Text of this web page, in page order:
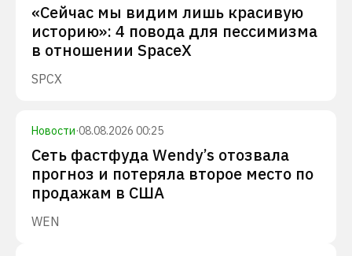
«Сейчас мы видим лишь красивую
историю»: 4 повода для пессимизма
в отношении SpaceX
SPCX
Новости·08.08.2026 00:25
Сеть фастфуда Wendy’s отозвала
прогноз и потеряла второе место по
продажам в США
WEN